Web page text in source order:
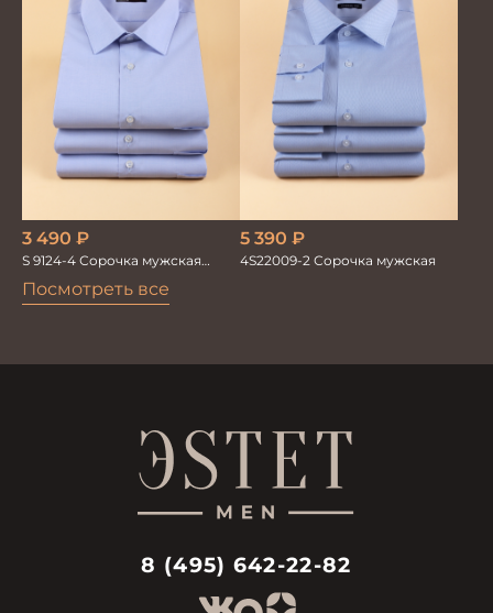
Посмотреть все
3 490 ₽
S 9124-4 Сорочка мужская
короткий рукав
5 390 ₽
4S22009-2 Сорочка мужская
8 (495) 642-22-82